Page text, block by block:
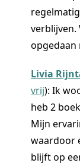
verblijven.
opgedaan
Livia
vrij): Ik
heb 2
Mijn
waardoor
blijft op